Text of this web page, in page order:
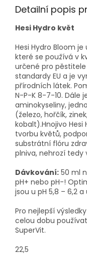
Detailní popis
Hesi Hydro květ
Hesi Hydro Bloom
které se používá v
určené pro pěstitele
standardy EU a je
přírodních látek.
N-P-K 8-7-10. Dále
aminokyseliny,
(železo, hořčík,
kobalt).Hnojivo
tvorbu květů,
substrátní flóru
plniva, nehrozí tedy
Dávkování: 50 ml
pH+ nebo pH-!
jsou u pH 5,8 – 6,2
Pro nejlepší
celou dobu používat
SuperVit.
22,5